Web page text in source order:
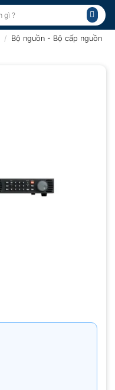
/ Bộ nguồn - Bộ cấp nguồn